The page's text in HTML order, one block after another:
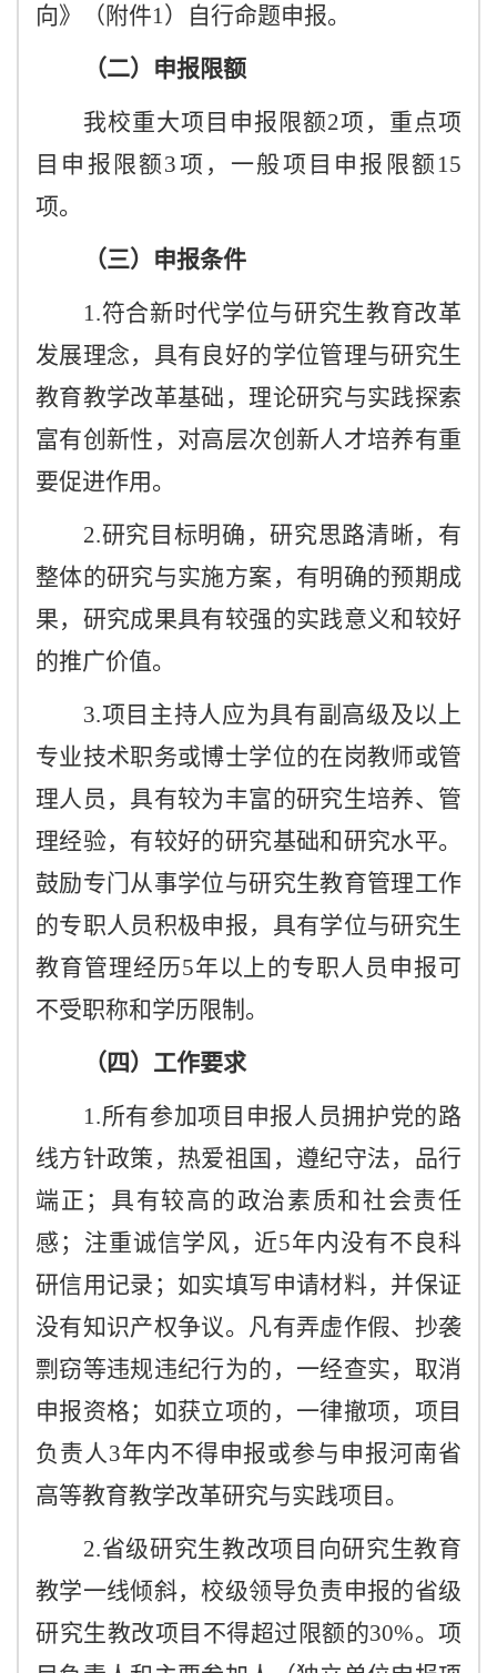
向》（附件1）自行命题申报。
（二）申报限额
我校重大项目申报限额2项，重点项
目申报限额3项，一般项目申报限额15
项。
（三）申报条件
1.符合新时代学位与研究生教育改革
发展理念，具有良好的学位管理与研究生
教育教学改革基础，理论研究与实践探索
富有创新性，对高层次创新人才培养有重
要促进作用。
2.研究目标明确，研究思路清晰，有
整体的研究与实施方案，有明确的预期成
果，研究成果具有较强的实践意义和较好
的推广价值。
3.项目主持人应为具有副高级及以上
专业技术职务或博士学位的在岗教师或管
理人员，具有较为丰富的研究生培养、管
理经验，有较好的研究基础和研究水平。
鼓励专门从事学位与研究生教育管理工作
的专职人员积极申报，具有学位与研究生
教育管理经历5年以上的专职人员申报可
不受职称和学历限制。
（四）工作要求
1.所有参加项目申报人员拥护党的路
线方针政策，热爱祖国，遵纪守法，品行
端正；具有较高的政治素质和社会责任
感；注重诚信学风，近5年内没有不良科
研信用记录；如实填写申请材料，并保证
没有知识产权争议。凡有弄虚作假、抄袭
剽窃等违规违纪行为的，一经查实，取消
申报资格；如获立项的，一律撤项，项目
负责人3年内不得申报或参与申报河南省
高等教育教学改革研究与实践项目。
2.省级研究生教改项目向研究生教育
教学一线倾斜，校级领导负责申报的省级
研究生教改项目不得超过限额的30%。项